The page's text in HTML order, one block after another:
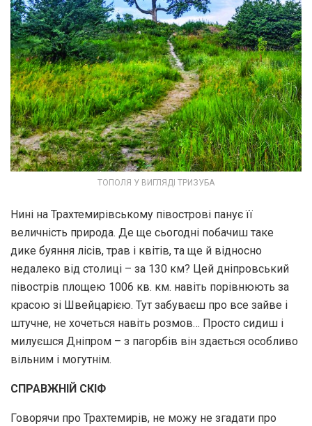
ТОПОЛЯ У ВИГЛЯДІ ТРИЗУБА
Нині на Трахтемирівському півострові панує її
величність природа. Де ще сьогодні побачиш таке
дике буяння лісів, трав і квітів, та ще й відносно
недалеко від столиці – за 130 км? Цей дніпровський
півострів площею 1006 кв. км. навіть порівнюють за
красою зі Швейцарією. Тут забуваєш про все зайве і
штучне, не хочеться навіть розмов… Просто сидиш і
милуєшся Дніпром – з пагорбів він здається особливо
вільним і могутнім.
СПРАВЖНІЙ СКІФ
Говорячи про Трахтемирів, не можу не згадати про